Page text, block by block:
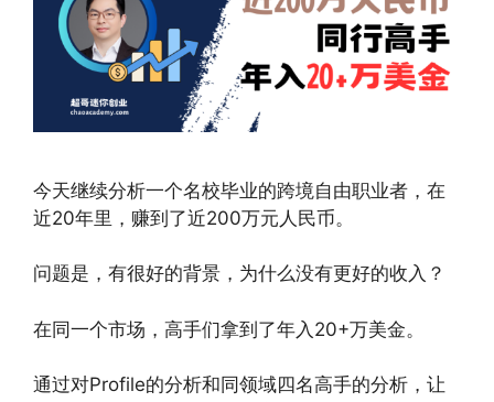
今天继续分析一个名校毕业的跨境自由职业者，在
近20年里，赚到了近200万元人民币。
问题是，有很好的背景，为什么没有更好的收入？
在同一个市场，高手们拿到了年入20+万美金。
通过对Profile的分析和同领域四名高手的分析，让